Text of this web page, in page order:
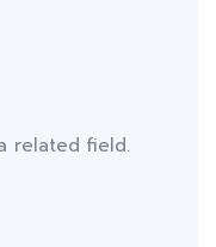
related field.